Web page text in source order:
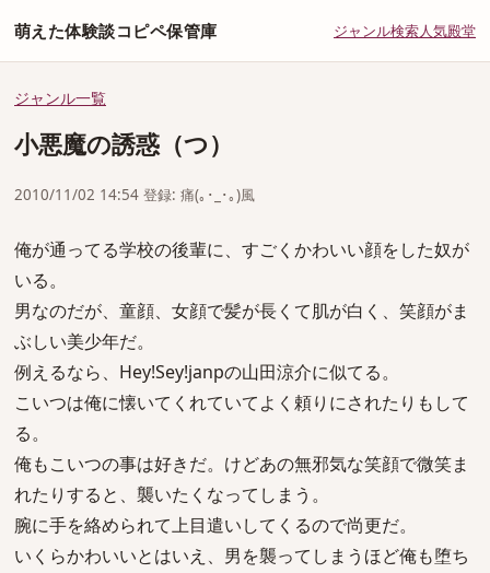
萌えた体験談コピペ保管庫 ジャンル検索人気殿堂
ジャンル一覧
小悪魔の誘惑（つ）
2010/11/02 14:54 登録: 痛(｡･_･｡)風
俺が通ってる学校の後輩に、すごくかわいい顔をした奴が
いる。
男なのだが、童顔、女顔で髪が長くて肌が白く、笑顔がま
ぶしい美少年だ。
例えるなら、Hey!Sey!janpの山田涼介に似てる。
こいつは俺に懐いてくれていてよく頼りにされたりもして
る。
俺もこいつの事は好きだ。けどあの無邪気な笑顔で微笑ま
れたりすると、襲いたくなってしまう。
腕に手を絡められて上目遣いしてくるので尚更だ。
いくらかわいいとはいえ、男を襲ってしまうほど俺も堕ち